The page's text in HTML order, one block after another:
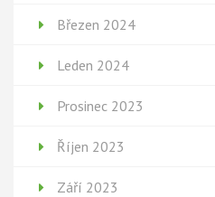
Březen 2024
Leden 2024
Prosinec 2023
Říjen 2023
Září 2023